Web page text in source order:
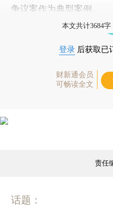
争议案作为典型案例。
本文共计3684
登录 后获取已
财新通会员
可畅读全文
责任
话题：